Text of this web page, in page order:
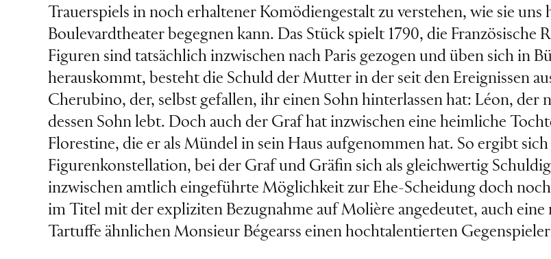
Trauerspiels in noch erhaltener Komödiengestalt zu verstehen, wie sie
Boulevardtheater begegnen kann. Das Stück spielt 1790, die
Figuren sind tatsächlich inzwischen nach Paris gezogen und üben sich in
herauskommt, besteht die Schuld der Mutter in der seit den Ereignissen
Cherubino, der, selbst gefallen, ihr einen Sohn hinterlassen hat: Léon, der
dessen Sohn lebt. Doch auch der Graf hat inzwischen eine heimliche
Florestine, die er als Mündel in sein Haus aufgenommen hat. So ergibt sich
Figurenkonstellation, bei der Graf und Gräfin sich als gleichwertig
inzwischen amtlich eingeführte Möglichkeit zur Ehe-Scheidung doch
im Titel mit der expliziten Bezugnahme auf Molière angedeutet, auch
Tartuffe ähnlichen Monsieur Bégearss einen hochtalentierten